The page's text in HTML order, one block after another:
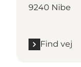
9240 Nibe
Find vej